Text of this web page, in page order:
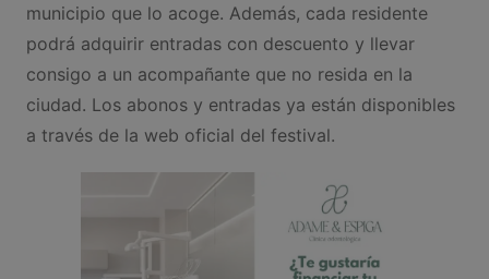
municipio que lo acoge. Además, cada residente
podrá adquirir entradas con descuento y llevar
consigo a un acompañante que no resida en la
ciudad. Los abonos y entradas ya están disponibles
a través de la web oficial del festival.